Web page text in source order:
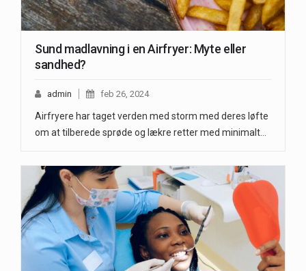
Sund madlavning i en Airfryer: Myte eller
sandhed?
admin feb 26, 2024
Airfryere har taget verden med storm med deres løfte
om at tilberede sprøde og lækre retter med minimalt…